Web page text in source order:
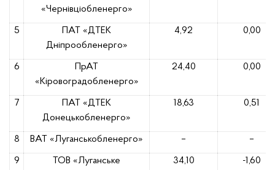
«Чернівціобленерго»
5
ПАТ «ДТЕК
Дніпрообленерго»
4,92 0,00
6
ПрАТ
«Кіровоградобленерго»
24,40 0,00
7
ПАТ «ДТЕК
Донецькобленерго»
18,63 0,51
8 ВАТ «Луганськобленерго» – –
9
ТОВ «Луганське
34,10 -1,60